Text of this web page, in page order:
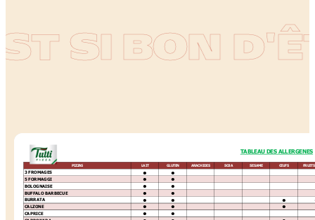
SI BON